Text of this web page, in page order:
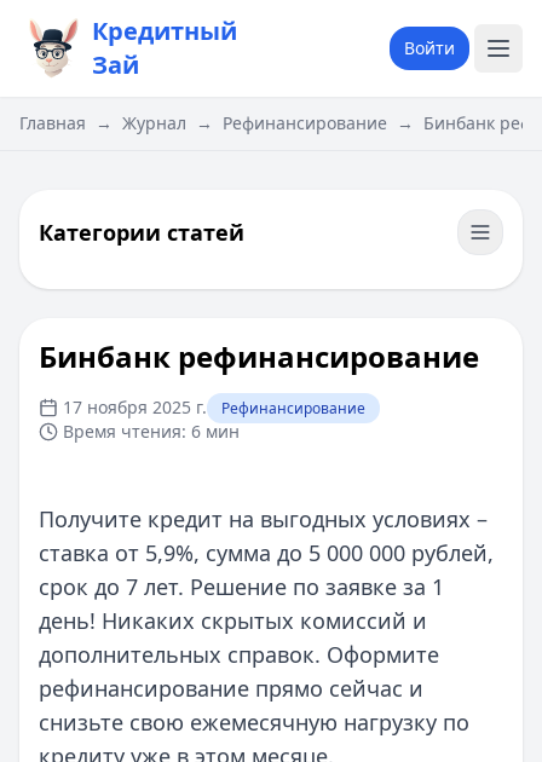
Кредитный
Зай
Войти
Главная → Журнал → Рефинансирование → Бинбанк
Категории статей
Бинбанк рефинансирование
17 ноября 2025 г. Рефинансирование
Время чтения: 6 мин
Получите кредит на выгодных условиях –
ставка от 5,9%, сумма до 5 000 000 рублей,
срок до 7 лет. Решение по заявке за 1
день! Никаких скрытых комиссий и
дополнительных справок. Оформите
рефинансирование прямо сейчас и
снизьте свою ежемесячную нагрузку по
кредиту уже в этом месяце.